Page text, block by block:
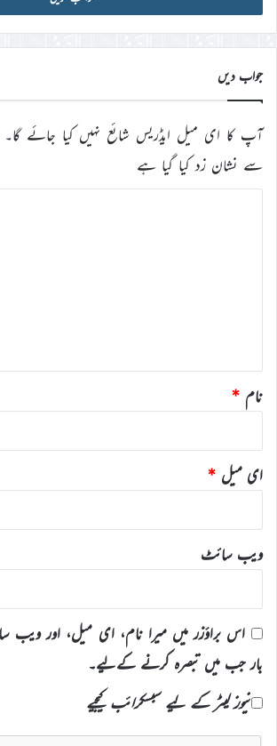
ڈی
درج
کریں
جواب دیں
آپ کا ای میل ایڈریس شائع نہیں کیا جائے گا۔
سے نشان زد کیا گیا ہے
نام *
ای میل *
ویب‌ سائٹ
اس براؤزر میں میرا نام، ای میل، اور ویب
بار جب میں تبصرہ کرنے کےلیے۔
نیوز لیٹر کے لیے سبسکرائب کیجیے